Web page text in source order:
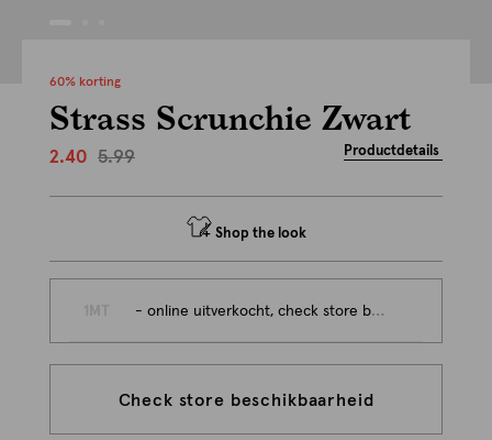
60% korting
Strass Scrunchie Zwart
2.40 5.99 Productdetails
Shop the look
- online uitverkocht, check store beschikbaarheid
Check store beschikbaarheid